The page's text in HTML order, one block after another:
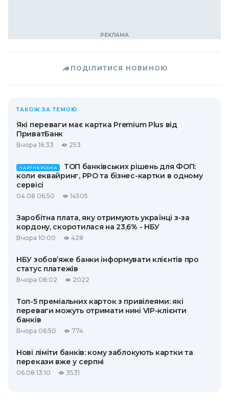
ПОДІЛИТИСЯ НОВИНОЮ
ТАКОЖ ЗА ТЕМОЮ
Які переваги має картка Premium Plus від
ПриватБанк
Вчора 16:33 253
ПАРТНЕРСЬКА
ТОП банківських рішень для ФОП:
коли еквайринг, РРО та бізнес-картки в одному
сервісі
04.08 06:50 14505
Заробітна плата, яку отримують українці з-за
кордону, скоротилася на 23,6% - НБУ
Вчора 10:00 428
НБУ зобов’яже банки інформувати клієнтів про
статус платежів
Вчора 08:02 2022
Топ-5 преміальних карток з привілеями: які
переваги можуть отримати нині VIP-клієнти
банків
Вчора 06:50 774
Нові ліміти банків: кому заблокують картки та
перекази вже у серпні
06.08 13:10 3531